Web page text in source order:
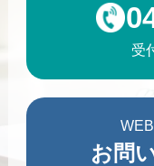
受
お問